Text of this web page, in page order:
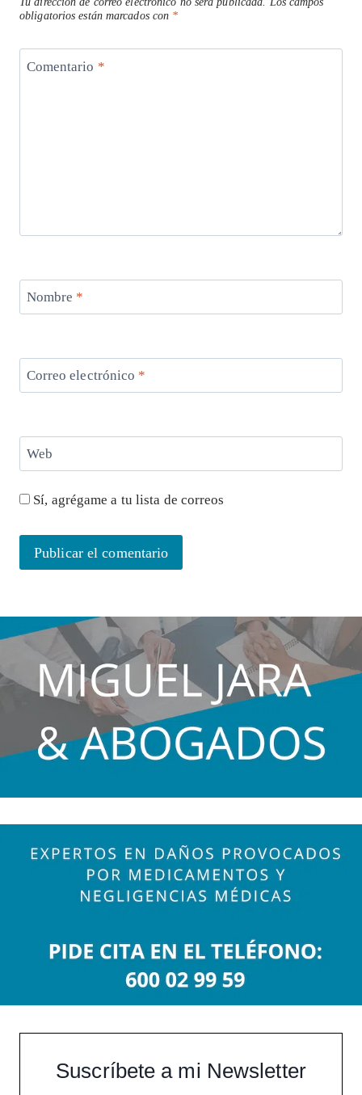
obligatorios están marcados con *
Comentario *
Nombre *
Correo electrónico *
Web
Sí, agrégame a tu lista de correos
Suscríbete a mi Newsletter